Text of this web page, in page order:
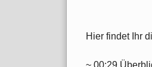
Hier findet Ihr